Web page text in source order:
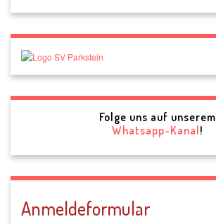
Folge uns auf unserem
Whatsapp-Kanal!
Anmeldeformular